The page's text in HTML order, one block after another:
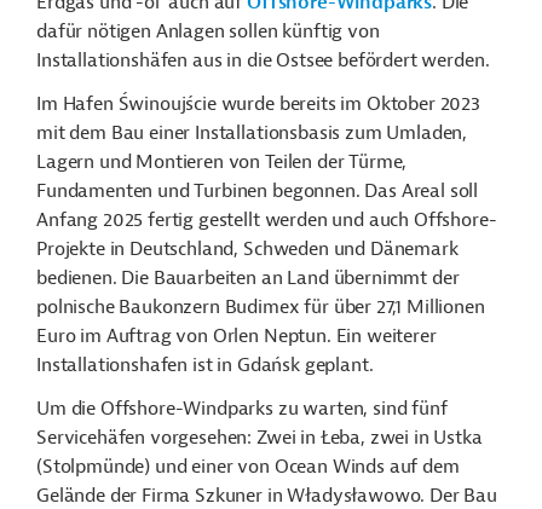
dafür nötigen Anlagen sollen künftig von
Installationshäfen aus in die Ostsee befördert werden.
Im Hafen Świnoujście wurde bereits im Oktober 2023
mit dem Bau einer Installationsbasis zum Umladen,
Lagern und Montieren von Teilen der Türme,
Fundamenten und Turbinen begonnen. Das Areal soll
Anfang 2025 fertig gestellt werden und auch Offshore-
Projekte in Deutschland, Schweden und Dänemark
bedienen. Die Bauarbeiten an Land übernimmt der
polnische Baukonzern Budimex für über 27,1 Millionen
Euro im Auftrag von Orlen Neptun. Ein weiterer
Installationshafen ist in Gdańsk geplant.
Um die Offshore-Windparks zu warten, sind fünf
Servicehäfen vorgesehen: Zwei in Łeba, zwei in Ustka
(Stolpmünde) und einer von Ocean Winds auf dem
Gelände der Firma Szkuner in Władysławowo. Der Bau